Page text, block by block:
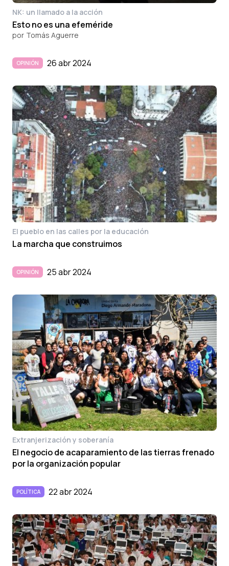
NK: un llamado a la acción
Esto no es una efeméride
por Tomás Aguerre
OPINIÓN 26 abr 2024
El pueblo en las calles por la educación
La marcha que construimos
OPINIÓN 25 abr 2024
Extranjerización y soberanía
El negocio de acaparamiento de las tierras frenado
por la organización popular
POLÍTICA 22 abr 2024